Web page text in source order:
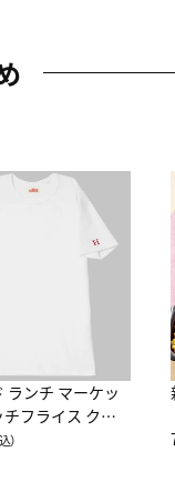
ランチ マーケッ
チフライス クル
半袖Ｔシャツ
）